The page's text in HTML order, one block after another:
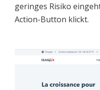
geringes Risiko
Action-Button klickt.